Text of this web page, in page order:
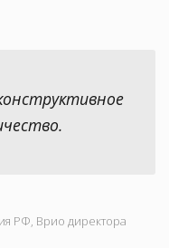
РФ, Врио директора